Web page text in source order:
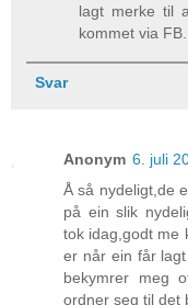
lagt merke til
kommet via
Svar
Anonym 6. juli
Å så nydeligt,de
på ein slik
tok idag,godt me
er når ein får
bekymrer meg
ordner seg til det